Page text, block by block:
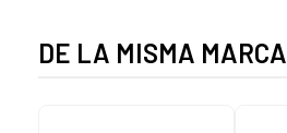
DE LA MISMA MARCA